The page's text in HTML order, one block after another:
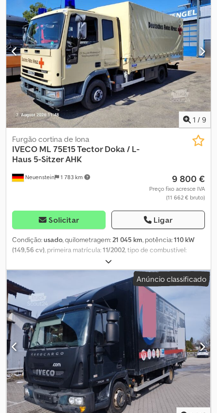
branco, cabina do condutor:cabina-cama, tipo de engrenagem:
mecânico, classe de emissão:Euro 4 , suspensão: aço, volume do
espaço de carga:36 m³, comprimento do espaço de carga:6 100
mm, largura do espaço de carga:2 480 mm , altura do espaço de
carga:2 370 mm, Equipamento:ABS, acoplamento de reboque,
baixo nível de ruído, plataforma elevatória traseira, * Cilindrada:
3.920 cm³ * Palfinger PBS 1000 Dkjdpfx Ajlbmgbsqgor * Banco
duplo * Apenas engate de esfera Sujeito a erros e alterações.
1 / 9
Neuenstein 1 783 km
Furgão cortina de lona
IVECO ML 75E15 Tector Doka / L-
Haus 5-Sitzer AHK
9 800 €
Preço fixo acresce IVA
(11 662 € bruto)
Solicitar Ligar
Condição:usado, quilometragem:21 045 km, potência:110 kW
(149,56 cv), primeira matrícula:11/2002, tipo de combustível:
bege
mecânico, classe de emissão:Euro 3, número de lugares:5,
volume do espaço de carga:
, comprimento do espaço de
carga:4 600 mm , largura do espaço de carga:2 480 mm
do espaço de carga:1 960 mm , Equipamento:
aquecedor
estacionário, * 8113 – ID do veículo para consultas telefónicas *
Modelo L-Haus / cabine dupla, 5 lugares / 1 cama * ABS, caixa de
velocidades manual de 6 velocidades, travão motor, diferencial de
bloqueio, aquecedor de estacionamento, roda sobresselente,
engate de reboque, suspensão por molas de lâmina * Plataforma
com bordas de 50 cm, 4 pontos de amarração embutidos no
chão, 1 barra de amarração na parede * Pneus dianteiros: 9R22,5
(10/10 mm) * Pneus traseiros: 9R22,5 (11/11/11/11 mm) ----O nosso
endereço de e-mail: O nosso serviço para si: - Obtenção de
matrículas temporárias ou de exportação Dedpfjzticfsx Aqgjkr
Anúncio classificado